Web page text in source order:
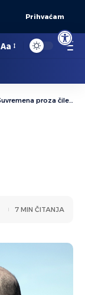
Open
Prihvaćam
Aa
proza čileanskoga pisca hrvatskih korijena
7 MIN ČITANJA